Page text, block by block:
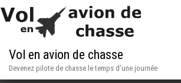
Vol en avion de chasse
Devenez pilote de chasse le temps d'une journée